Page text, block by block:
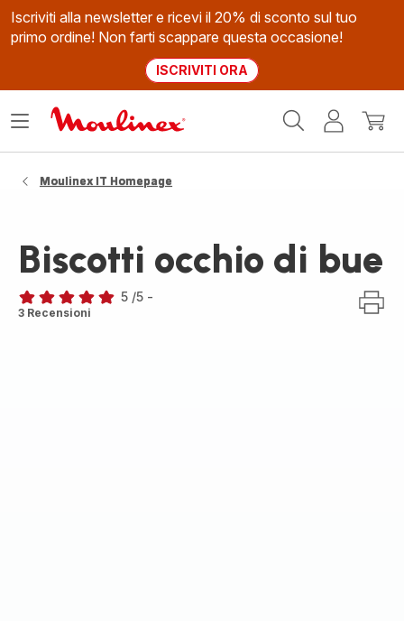
Iscriviti alla newsletter e ricevi il 20% di sconto sul tuo
primo ordine! Non farti scappare questa occasione!
ISCRIVITI ORA
Il
Apri
Moulinex IT Homepage
Biscotti occhio di bue
Recensione
5 /5 -
3 Recensioni